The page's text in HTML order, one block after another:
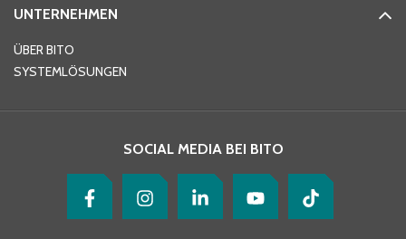
UNTERNEHMEN
ÜBER BITO
SYSTEMLÖSUNGEN
SOCIAL MEDIA BEI BITO